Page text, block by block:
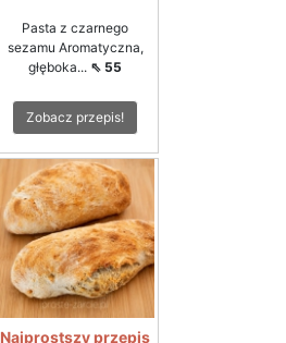
Pasta z czarnego
sezamu Aromatyczna,
głęboka... ⇖ 55
Zobacz przepis!
Najprostszy przepis